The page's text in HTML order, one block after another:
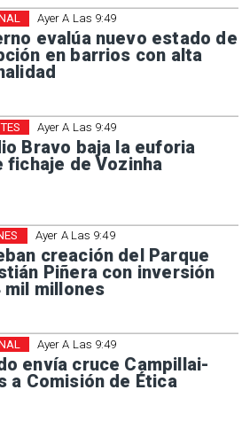
Ayer A Las 9:49
evalúa nuevo estado de
en barrios con alta
Ayer A Las 9:49
Bravo baja la euforia
fichaje de Vozinha
Ayer A Las 9:49
creación del Parque
Piñera con inversión
mil millones
Ayer A Las 9:49
envía cruce Campillai-
a Comisión de Ética